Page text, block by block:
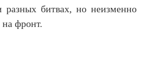
разных битвах, но неизменно
на фронт.